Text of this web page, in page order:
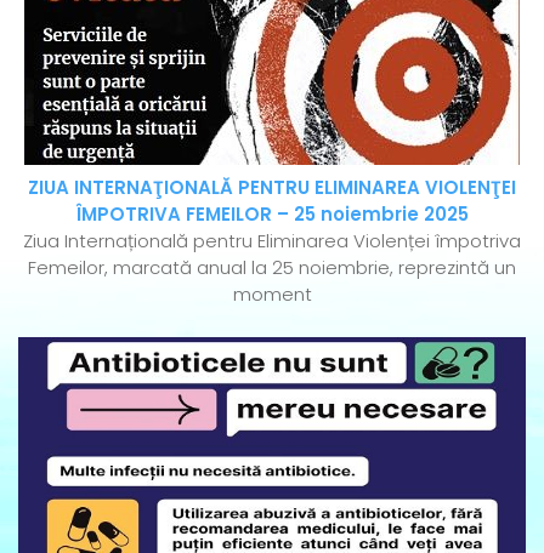
ZIUA INTERNAŢIONALĂ PENTRU ELIMINAREA VIOLENŢEI
ÎMPOTRIVA FEMEILOR – 25 noiembrie 2025
Ziua Internațională pentru Eliminarea Violenței împotriva
Femeilor, marcată anual la 25 noiembrie, reprezintă un
moment